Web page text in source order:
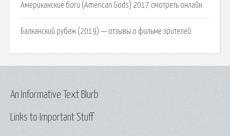
Американские боги (American Gods) 2017 смотреть онлайн.
Балканский рубеж (2019) — отзывы о фильме зрителей.
Links to Important Stuff
An Informative Text Blurb